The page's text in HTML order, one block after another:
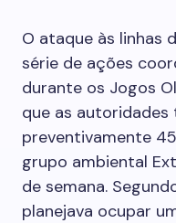
O ataque às linhas
série de ações
durante os Jogos
que as
preventivamente
grupo ambiental
de semana.
planejava ocupar